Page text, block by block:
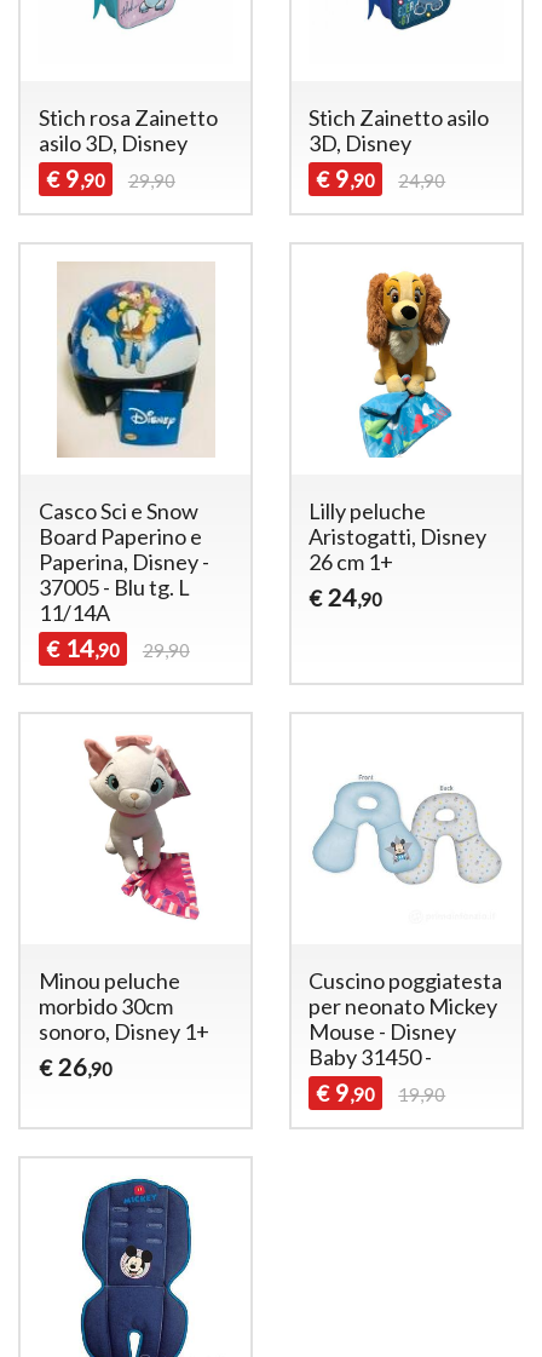
Stich rosa Zainetto
asilo 3D, Disney
€ 9,90 29,90
Stich Zainetto asilo
3D, Disney
€ 9,90 24,90
Casco Sci e Snow
Board Paperino e
Paperina, Disney -
37005 - Blu tg. L
11/14A
€ 14,90 29,90
Lilly peluche
Aristogatti, Disney
26 cm 1+
€ 24,90
Minou peluche
morbido 30cm
sonoro, Disney 1+
€ 26,90
Cuscino poggiatesta
per neonato Mickey
Mouse - Disney
Baby 31450 -
€ 9,90 19,90